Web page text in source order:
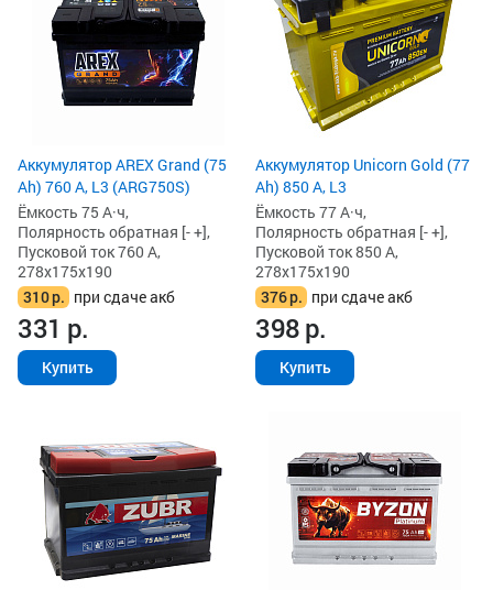
Аккумулятор AREX Grand (75
Ah) 760 А, L3 (ARG750S)
Ёмкость 75 А·ч,
Полярность обратная [- +],
Пусковой ток 760 А,
278x175x190
310р. при сдаче акб
331 р.
Купить
Аккумулятор Unicorn Gold (77
Ah) 850 А, L3
Ёмкость 77 А·ч,
Полярность обратная [- +],
Пусковой ток 850 А,
278x175x190
376р. при сдаче акб
398р.
Купить